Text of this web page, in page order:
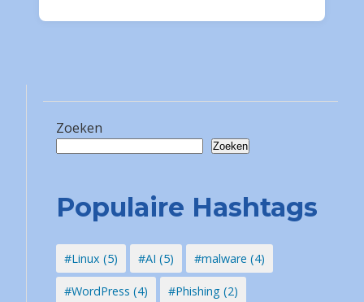
Zoeken
Zoeken
Populaire Hashtags
#Linux (5) #AI (5) #malware (4)
#WordPress (4) #Phishing (2)